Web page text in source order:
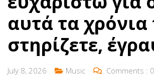
αυτά τα
στηρίζετε,
July 8, 2026 Music Comments : 0